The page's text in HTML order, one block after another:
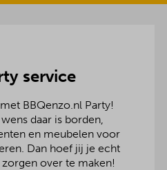
service
BBQenzo.nl Party!
daar is borden,
en meubelen voor
Dan hoef jij je echt
over te maken!